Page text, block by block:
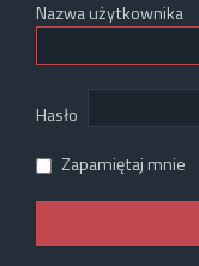
Nazwa użytkownika
Hasło
Zapamiętaj mnie